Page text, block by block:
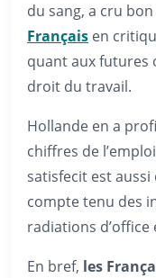
du sang, a cru
Français en
quant aux futures
droit du travail.
Hollande en a
chiffres de
satisfecit est
compte tenu des
radiations
En bref, les